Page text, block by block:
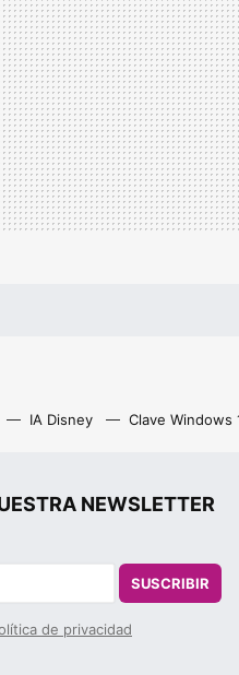
IA Disney Clave Windows
NEWSLETTER
SUSCRIBIR
de privacidad